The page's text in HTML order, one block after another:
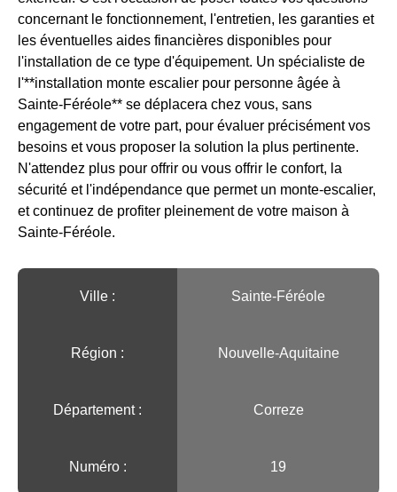
concernant le fonctionnement, l'entretien, les garanties et
les éventuelles aides financières disponibles pour
l'installation de ce type d'équipement. Un spécialiste de
l'**installation monte escalier pour personne âgée à
Sainte-Féréole** se déplacera chez vous, sans
engagement de votre part, pour évaluer précisément vos
besoins et vous proposer la solution la plus pertinente.
N'attendez plus pour offrir ou vous offrir le confort, la
sécurité et l'indépendance que permet un monte-escalier,
et continuez de profiter pleinement de votre maison à
Sainte-Féréole.
Ville :️ Sainte-Féréole
Région :️ Nouvelle-Aquitaine
Département : Correze
Numéro : 19